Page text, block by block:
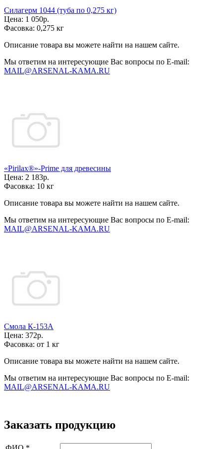
Силагерм 1044 (туба по 0,275 кг)
Цена: 1 050р.
Фасовка: 0,275 кг
Описание товара вы можете найти на нашем сайте.
Мы ответим на интересующие Вас вопросы по E-mail:
MAIL@ARSENAL-KAMA.RU
«Pirilax®»-Prime для древесины
Цена: 2 183р.
Фасовка: 10 кг
Описание товара вы можете найти на нашем сайте.
Мы ответим на интересующие Вас вопросы по E-mail:
MAIL@ARSENAL-KAMA.RU
Смола К-153А
Цена: 372р.
Фасовка: от 1 кг
Описание товара вы можете найти на нашем сайте.
Мы ответим на интересующие Вас вопросы по E-mail:
MAIL@ARSENAL-KAMA.RU
Заказать продукцию